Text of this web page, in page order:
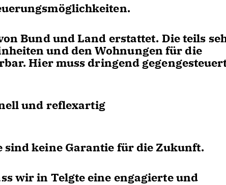
Bund und Land erstattet. Die teils
und den Wohnungen für die
Hier muss dringend
und reflexartig
sind keine Garantie für die Zukunft.
wir in Telgte eine engagierte und